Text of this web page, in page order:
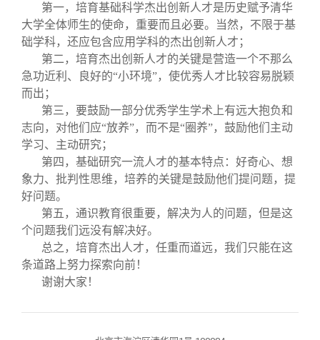
第一，培育基础科学杰出创新人才是历史赋予清华
大学全体师生的使命，重要而且必要。当然，不限于基
础学科，还应包含应用学科的杰出创新人才；
第二，培育杰出创新人才的关键是营造一个不那么
急功近利、良好的“小环境”，使优秀人才比较容易脱颖
而出；
第三，要鼓励一部分优秀学生学术上有远大抱负和
志向，对他们应“放养”，而不是“圈养”，鼓励他们主动
学习、主动研究；
第四，基础研究一流人才的基本特点：好奇心、想
象力、批判性思维，培养的关键是鼓励他们提问题，提
好问题。
第五，通识教育很重要，解决为人的问题，但是这
个问题我们远没有解决好。
总之，培育杰出人才，任重而道远，我们只能在这
条道路上努力探索向前！
谢谢大家！